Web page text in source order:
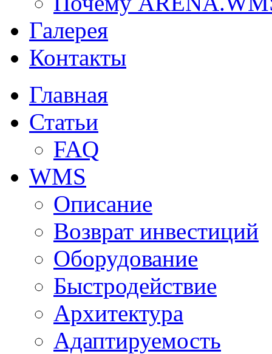
Галерея
Контакты
Главная
Статьи
FAQ
WMS
Описание
Возврат инвестиций
Оборудование
Быстродействие
Архитектура
Адаптируемость